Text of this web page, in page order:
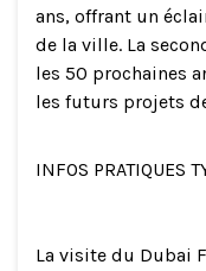
ans, offrant un
de la ville. La
les 50 prochaines
les futurs projets
INFOS PRATIQUES
La visite du Dubai